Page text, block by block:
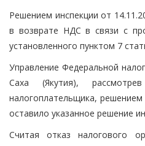
Решением инспекции от
в возврате НДС в связи с
установленного пунктом 7
Управление Федеральной
Саха (Якутия),
налогоплательщика,
оставило указанное решение
Считая отказ налогового